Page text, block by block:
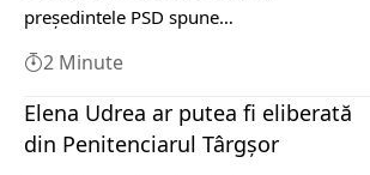
președintele PSD spune…
2 Minute
Elena Udrea ar putea fi eliberată
din Penitenciarul Târgșor